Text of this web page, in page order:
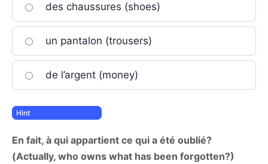
des chaussures (shoes)
un pantalon (trousers)
de l’argent (money)
En fait, à qui appartient ce qui a été oublié?
(Actually, who owns what has been forgotten?)